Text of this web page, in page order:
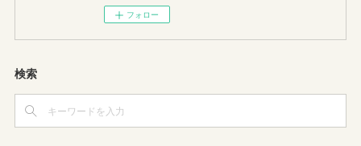
フォロー
検索